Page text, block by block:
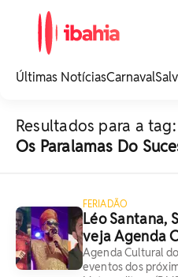
noticias e
Últimas NotíciasCarnaval
Resultados para a tag:
Os Paralamas Do
FERIADÃO
Léo Santana,
veja Agenda
Agenda Cultural
eventos dos